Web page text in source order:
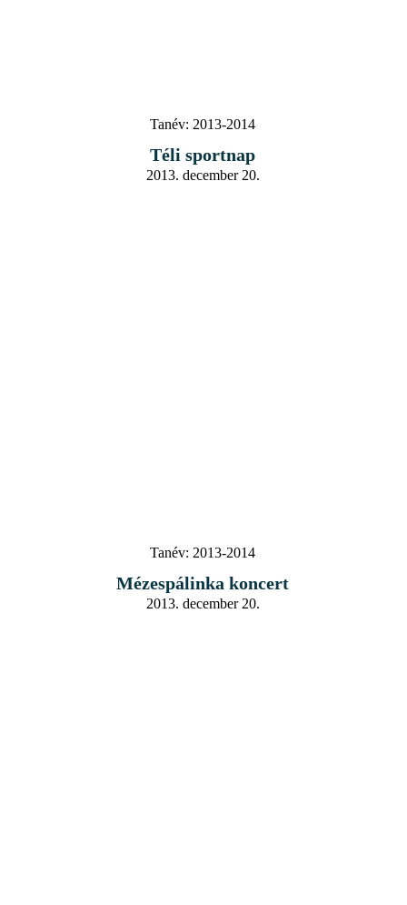
Tanév: 2013-2014
Téli sportnap
2013. december 20.
Tanév: 2013-2014
Mézespálinka koncert
2013. december 20.